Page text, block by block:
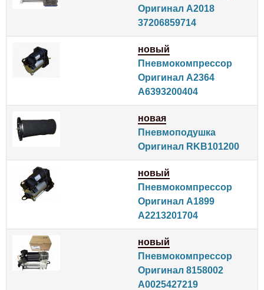
Оригинал A2018
37206859714
новый
Пневмокомпрессор
Оригинал A2364
A6393200404
новая
Пневмоподушка
Оригинал RKB101200
новый
Пневмокомпрессор
Оригинал A1899
A2213201704
новый
Пневмокомпрессор
Оригинал 8158002
A0025427219